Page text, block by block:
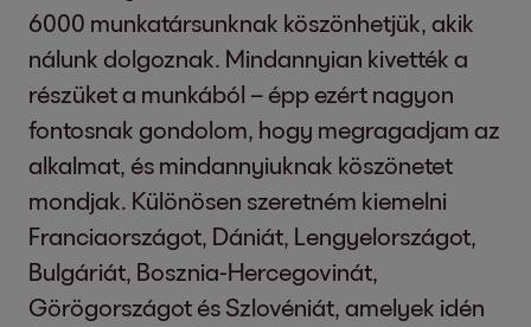
6000 munkatársunknak köszönhetjük, akik
nálunk dolgoznak. Mindannyian kivették a
részüket a munkából – épp ezért nagyon
fontosnak gondolom, hogy megragadjam az
alkalmat, és mindannyiuknak köszönetet
mondjak. Különösen szeretném kiemelni
Franciaországot, Dániát, Lengyelországot,
Bulgáriát, Bosznia-Hercegovinát,
Görögországot és Szlovéniát, amelyek idén